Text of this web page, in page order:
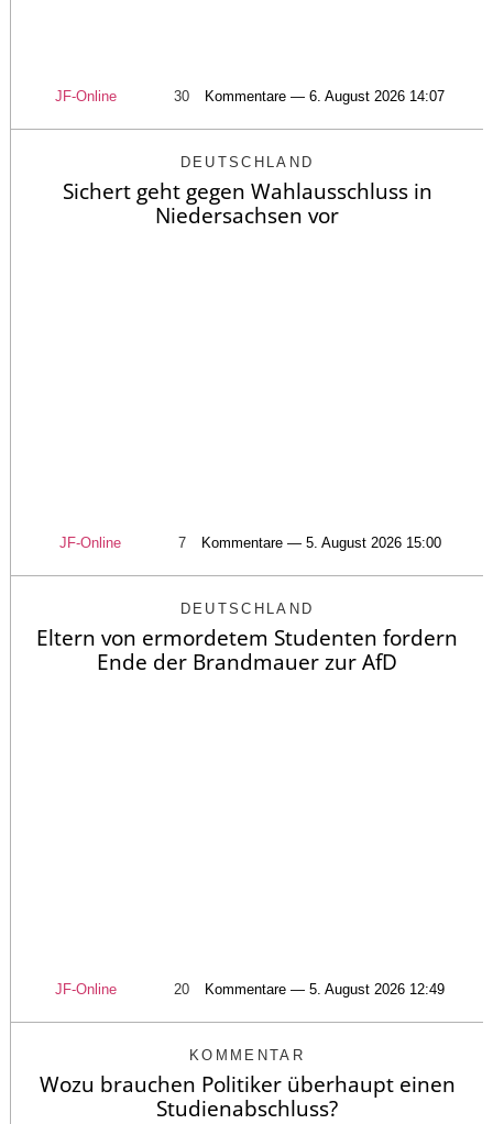
JF-Online 30 Kommentare — 6. August 2026 14:07
DEUTSCHLAND
Sichert geht gegen Wahlausschluss in
Niedersachsen vor
JF-Online 7 Kommentare — 5. August 2026 15:00
DEUTSCHLAND
Eltern von ermordetem Studenten fordern
Ende der Brandmauer zur AfD
JF-Online 20 Kommentare — 5. August 2026 12:49
KOMMENTAR
Wozu brauchen Politiker überhaupt einen
Studienabschluss?